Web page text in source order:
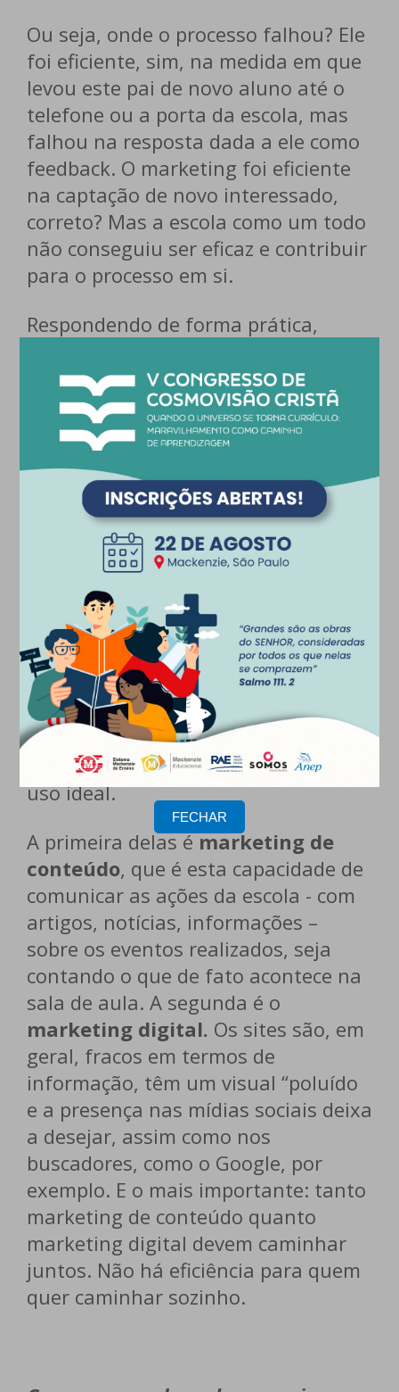
Ou seja, onde o processo falhou? Ele
foi eficiente, sim, na medida em que
levou este pai de novo aluno até o
telefone ou a porta da escola, mas
falhou na resposta dada a ele como
feedback. O marketing foi eficiente
na captação de novo interessado,
correto? Mas a escola como um todo
não conseguiu ser eficaz e contribuir
para o processo em si.
Respondendo de forma prática,
escolas estão neste segmento -
captar é responsabilidade de toda a
instituição. Toda a “engrenagem”
precisa ajustar-se para dar conta
desta demanda.
Sem dúvida alguma, existem muitas
ferramentas disponíveis atualmente
para auxiliar neste processo de
captação. A meu ver, duas são
imprescindíveis e grande parte das
escolas ainda estão distantes do seu
uso ideal.
A primeira delas émarketing de
conteúdo, que é esta capacidade de
comunicar as ações da escola - com
artigos, notícias, informações –
sobre os eventos realizados, seja
contando o que de fato acontece na
sala de aula. A segunda é o
marketing digital. Os sites são, em
geral, fracos em termos de
informação, têm um visual “poluído
e a presença nas mídias sociais deixa
a desejar, assim como nos
buscadores, como o Google, por
exemplo. E o mais importante: tanto
marketing de conteúdo quanto
marketing digital devem caminhar
juntos. Não há eficiência para quem
quer caminhar sozinho.
FECHAR